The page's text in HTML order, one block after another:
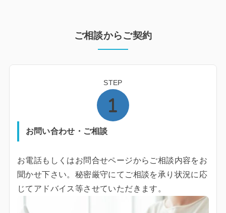
ご相談からご契約
STEP
お問い合わせ・ご相談
お電話もしくはお問合せページからご相談内容をお
聞かせ下さい。秘密厳守にてご相談を承り状況に応
じてアドバイス等させていただきます。